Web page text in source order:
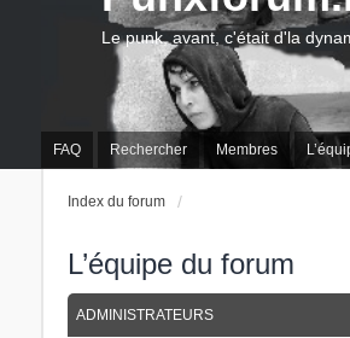
FAQ Rechercher Membres
Le punk, avant, c'était d'la
Index du forum
L’équipe du forum
ADMINISTRATEURS